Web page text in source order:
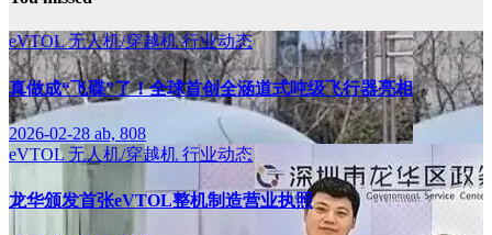
eVTOL无人机/穿越机行业动态
真做成“飞碟”了！全球首创全涵道式吨级飞行器亮相
2026-02-28 ab, 808
eVTOL 无人机/穿越机 行业动态
龙华颁发首张eVTOL整机制造营业执照